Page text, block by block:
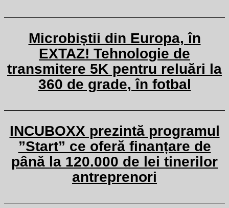
Microbiștii din Europa, în
EXTAZ! Tehnologie de
transmitere 5K pentru reluări la
360 de grade, în fotbal
INCUBOXX prezintă programul
”Start” ce oferă finanțare de
până la 120.000 de lei tinerilor
antreprenori